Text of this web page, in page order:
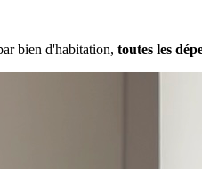
bien d'habitation, toutes les